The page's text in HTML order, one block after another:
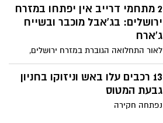
שקלים נגד מועצת זכויות האדם של האו"ם
בעקבות החרמתן
2 מתחמי דרייב אין יפתחו במזרח
ירושלים: בג'אבל מוכבר ובשייח
ג'ארח
לאור התחלואה הגוברת במזרח ירושלים,
החולט כי בימים הקרובים יפתחו 2 מתחמי
דרייב אין במזרח ירושלים: בג'אבל מוכבר
ובשייח ג'ארח
13 רכבים עלו באש וניזוקו בחניון
גבעת המטוס
נפתחה חקירה